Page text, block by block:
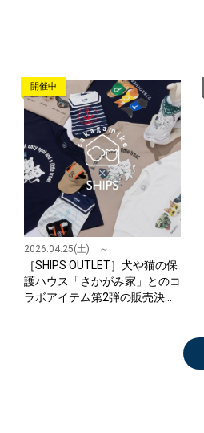
開催中
2026.04.25(土) ～
［SHIPS OUTLET］犬や猫の保
護ハウス「さかがみ家」とのコ
ラボアイテム第2弾の販売決